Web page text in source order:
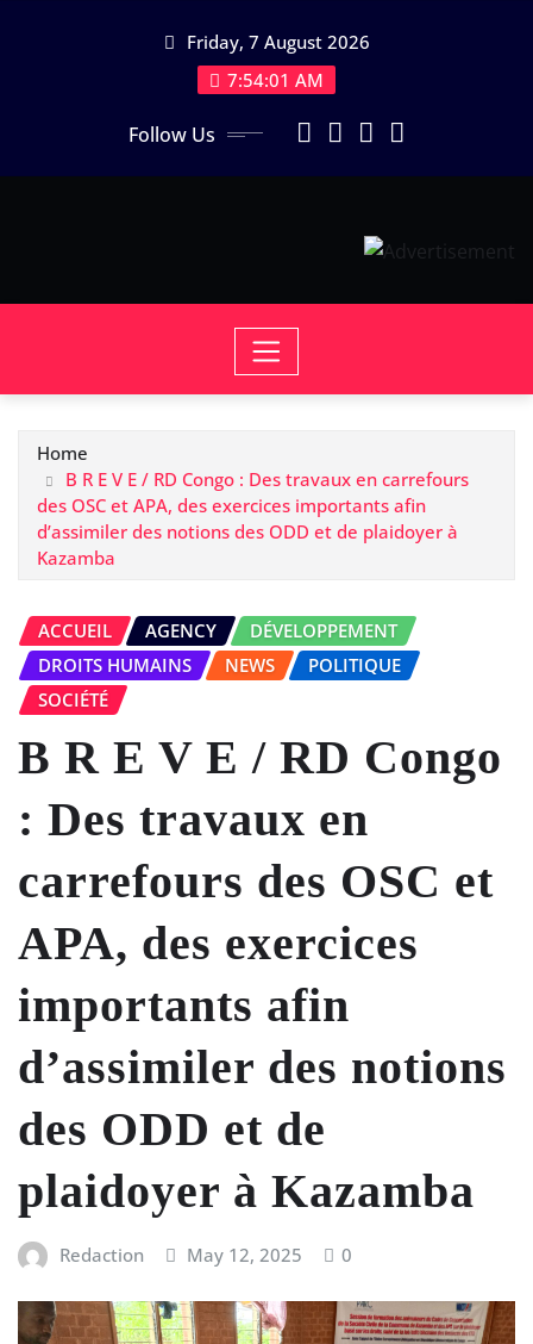
Friday, 7 August 2026
7:54:02 AM
Follow Us
Home
B R E V E / RD Congo : Des travaux en carrefours
des OSC et APA, des exercices importants afin
d’assimiler des notions des ODD et de plaidoyer à
Kazamba
ACCUEIL AGENCY
DÉVELOPPEMENT
DROITS HUMAINS
NEWS
POLITIQUE
SOCIÉTÉ
B R E V E / RD Congo
: Des travaux en
carrefours des OSC et
APA, des exercices
importants afin
d’assimiler des notions
des ODD et de
plaidoyer à Kazamba
Redaction May 12, 2025 0